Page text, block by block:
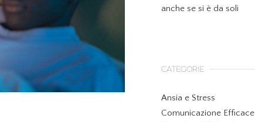
anche se si è da soli
CATEGORIE
Ansia e Stress
Comunicazione Efficace